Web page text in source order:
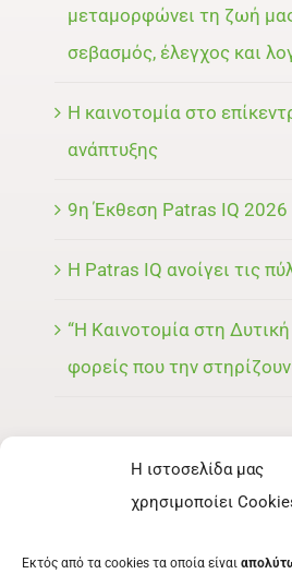
Η ιστοσελίδα μας
χρησιμοποίει
Εκτός από τα cookies τα οποία είναι
μεταμορφώνει τη ζωή
σεβασμός, έλεγχος και
Η καινοτομία στο
ανάπτυξης
9η Έκθεση Patras IQ 2026
Η Patras IQ ανοίγει τις
“Η Καινοτομία στη
φορείς που την
ΕΘΕΛΟΝΤΉΣ